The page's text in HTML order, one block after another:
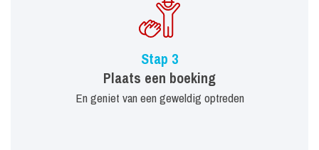
Stap 3
Plaats een boeking
En geniet van een geweldig optreden